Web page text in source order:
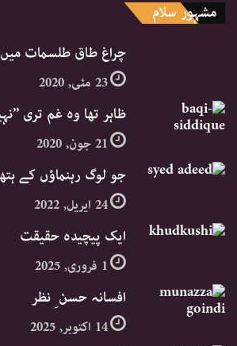
مشہور سلام
چراغ طاق طلسمات میں
23 مئی, 2020
ظاہر تھا وہ غم تری
21 جون, 2020
جو لوگ رہنماؤں کے
24 اپریل, 2022
ایک پیچیدہ حقیقت
1 فروری, 2025
افسانہ حسن ِ نظر
14 اکتوبر, 2025